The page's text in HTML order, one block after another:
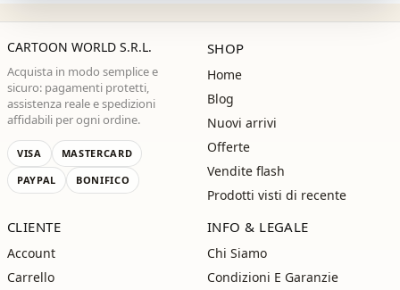
CARTOON WORLD S.R.L.
Acquista in modo semplice e
sicuro: pagamenti protetti,
assistenza reale e spedizioni
affidabili per ogni ordine.
VISA
MASTERCARD
PAYPAL
BONIFICO
SHOP
Home
Blog
Nuovi arrivi
Offerte
Vendite flash
Prodotti visti di recente
CLIENTE
Account
Carrello
INFO & LEGALE
Chi Siamo
Condizioni E Garanzie